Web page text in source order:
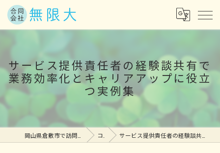
サービス提供責任者の経験談共有で
業務効率化とキャリアアップに役立
つ実例集
コラム サービス提供責任者の経験談共有で業務効率化とキャリアアップに役立つ実例集